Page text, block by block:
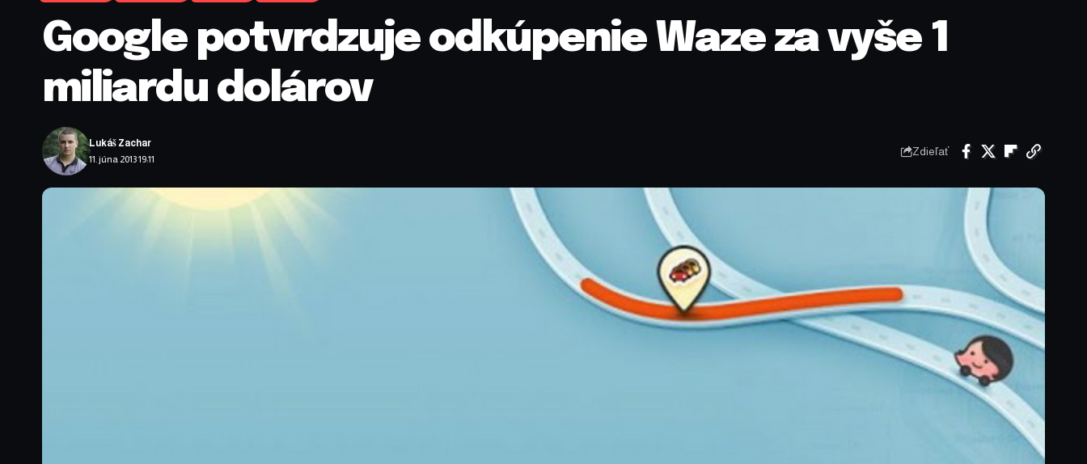
Google potvrdzuje odkúpenie Waze za vyše 1
miliardu dolárov
11. júna 2013 19:11
Lukáš Zachar
Zdieľať